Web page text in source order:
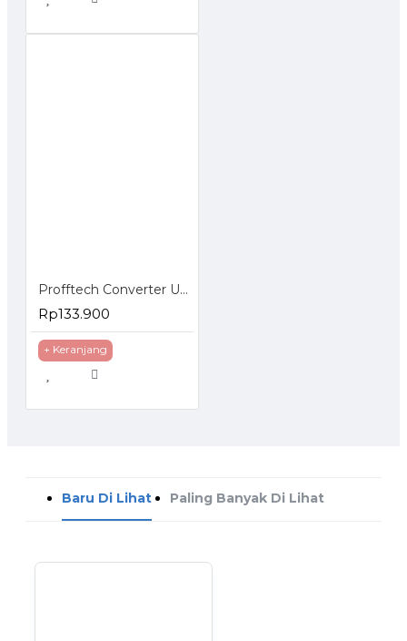
Profftech Converter USB 3.0 Input to HDMI HDTV VGA Output Adapter
Rp133.900
+ Keranjang
Baru Di Lihat Paling Banyak Di Lihat